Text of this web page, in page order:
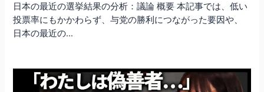
日本の最近の選挙結果の分析：議論 概要 本記事では、低い
投票率にもかかわらず、与党の勝利につながった要因や、
日本の最近の…